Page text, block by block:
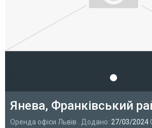
Янева, Франківський
Оренда офіси Львів . Додано: 27/03/2024